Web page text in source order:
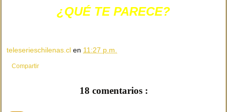
¿QUÉ TE PARECE?
teleserieschilenas.cl en 11:27 p.m.
Compartir
18 comentarios :